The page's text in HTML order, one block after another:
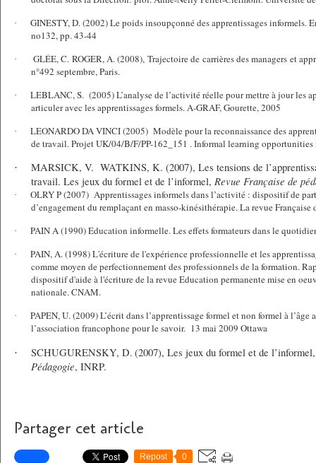
·
GINESTY, D. (2002) Le poids insoupçonné des apprentissages informels.
no132, pp. 43-44
· GLÉE, C. ROGER, A.(2008), Trajectoire de carrières des managers et
n°492 septembre, Paris.
· LEBLANC, S. (2005) L’analyse de l’activité réelle pour mettre à jour les
articuler avec les apprentissages formels. A-GRAF, Gourette, 2005
· LEONARDO DA VINCI (2005) Modèle pour la reconnaissance des
de travail. Projet UK/04/B/F/PP-162_151 . Informal learning
· MARSICK, V. WATKINS, K. (2007), Les tensions de
travail. Les jeux du formel et de l’informel, Revue Française de
· OLRY P (2007) Apprentissages informels dans l’activité : dispositif de
d’engagement du remplaçant en masso-kinésithérapie. La revue Française
· PAIN A (1990) Education informelle. Les effets formateurs dans le
·
PAIN, A. (1998) L'écriture de l'expérience professionnelle et les
comme moyen de perfectionnement des professionnels de la formation.
dispositif d'aide à l'écriture de la revue Education permanente mise en
nationale. CNAM.
·
PAPEN, U. (2009) L’écrit dans l’apprentissage formel et non formel à l’âge
l’association francophone pour le savoir. 13 mai 2009 Ottawa
· SCHUGURENSKY, D. (2007), Les jeux du formel et de
Pédagogie, INRP.
Partager cet article
Repost 0